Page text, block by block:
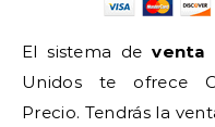
El sistema deventa
Unidos te ofrece
Precio. Tendrás la